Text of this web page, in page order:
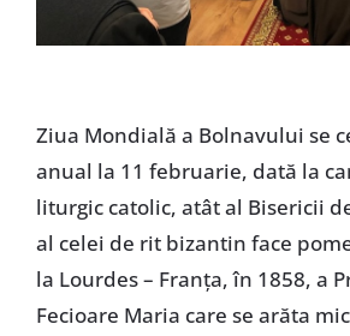
Ziua Mondială a Bolnavului se
anual la 11 februarie, dată la
liturgic catolic, atât al Bisericii
al celei de rit bizantin face
la Lourdes – Franța, în 1858, a
Fecioare Maria care se arăta